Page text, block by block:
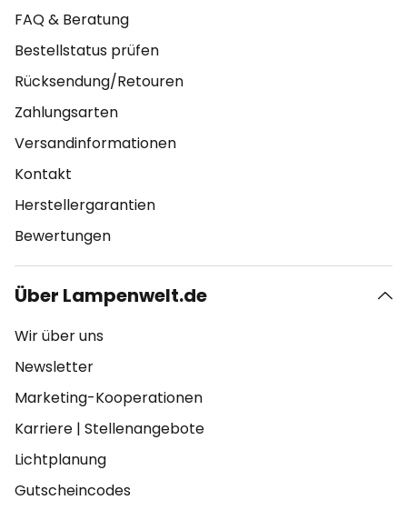
FAQ & Beratung
Bestellstatus prüfen
Rücksendung/Retouren
Zahlungsarten
Versandinformationen
Kontakt
Herstellergarantien
Bewertungen
Über Lampenwelt.de
Wir über uns
Newsletter
Marketing-Kooperationen
Karriere | Stellenangebote
Lichtplanung
Gutscheincodes